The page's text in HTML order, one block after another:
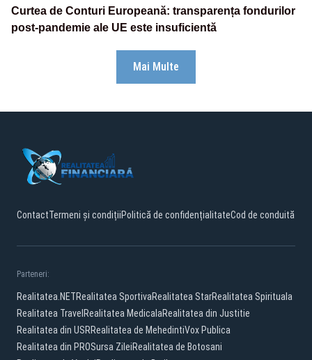
Curtea de Conturi Europeană: transparența fondurilor
post-pandemie ale UE este insuficientă
Mai Multe
ContactTermeni și condițiiPolitică de confidențialitateCod de conduită
Parteneri:
Realitatea.NETRealitatea SportivaRealitatea StarRealitatea Spirituala
Realitatea Travel Realitatea MedicalaRealitatea din Justitie
Realitatea din USRRealitatea de MehedintiVox Publica
Realitatea din PROSursa ZileiRealitatea de Botosani